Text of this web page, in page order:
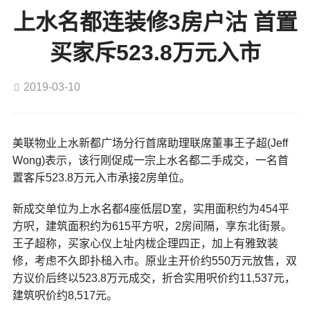
上水名都连装修3房户沽 首置
买家斥523.8万元入市
2019-03-10
美联物业上水新都广场分行首席助理联席董事王子超(Jeff
Wong)表示，该行刚促成一宗上水名都二手成交，一名首
置客斥523.8万元入市承接2房单位。
新成交单位为上水名都4座低层D室，实用面积约为454平
方呎，建筑面积约为615平方呎，2房间隔，享东北街景。
王子超称，买家心仪上址内栊企理四正，加上有雅致装
修，考虑不久即扑槌入市。原业主开价约550万元放售，双
方议价后终以523.8万元成交，折合实用呎价约11,537元，
建筑呎价约8,517元。